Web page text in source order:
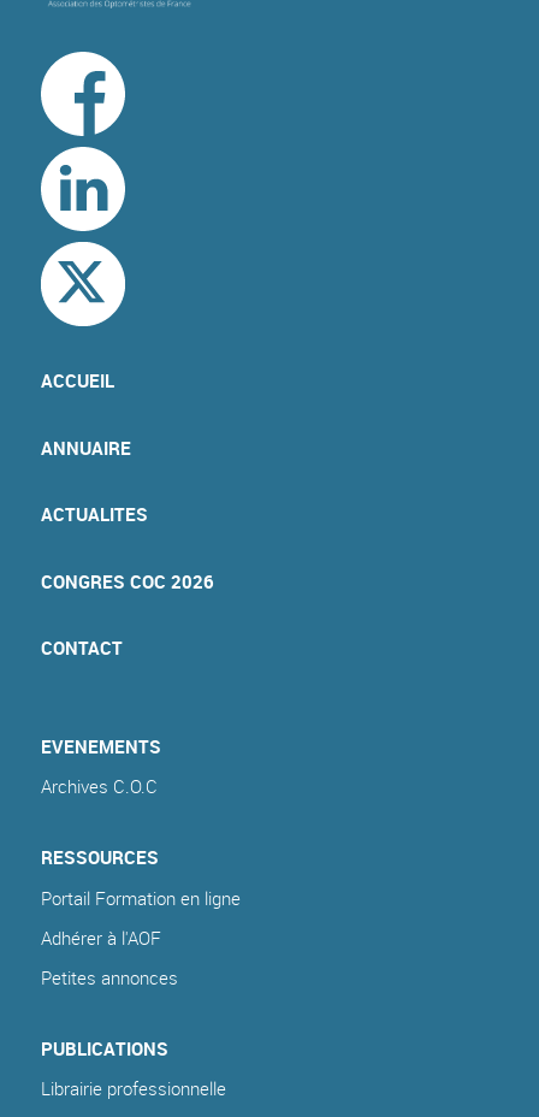
ACCUEIL
ANNUAIRE
ACTUALITES
CONGRES COC 2026
CONTACT
EVENEMENTS
Archives C.O.C
RESSOURCES
Portail Formation en ligne
Adhérer à l'AOF
Petites annonces
PUBLICATIONS
Librairie professionnelle